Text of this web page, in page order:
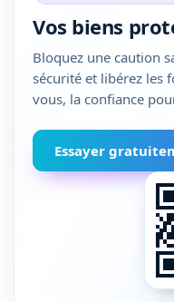
Vos biens
Bloquez une caution
sécurité et libérez les
vous, la confiance
Essayer